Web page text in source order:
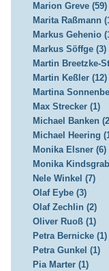
Marion Greve (59)
Marita Raßmann
Markus Gehenio
Markus Söffge (3)
Martin Breetzke-
Martin Keßler (12)
Martina
Max Strecker (1)
Michael Banken
Michael Heering
Monika Elsner (6)
Monika
Nele Winkel (7)
Olaf Eybe (3)
Olaf Zechlin (2)
Oliver Ruoß (1)
Petra Bernicke (1)
Petra Gunkel (1)
Pia Marter (1)